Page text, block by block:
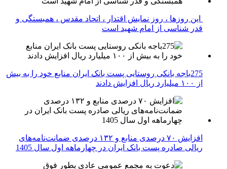
این روزها ، روز نمایش اقتدار ، اتحاد مقدس ، همبستگی و
قدر شناسی از امام شهید است
275باجه بانکی روستایی پست بانک ایران منابع خود را به بیش
از ۱۰۰ میلیارد ریال افزایش دادند
افزایش ۷۰ درصدی منابع و ۱۳۲ درصدی ضمانت‌نامه‌های
ریالی صادره پست بانک ایران در چهارماهه اول سال 1405